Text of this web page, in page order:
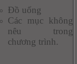
Đồ uống
Các mục không
nêu trong
chương trình.